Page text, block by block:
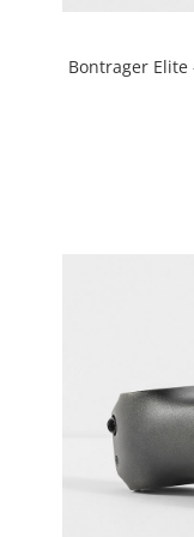
Bontrager Elite